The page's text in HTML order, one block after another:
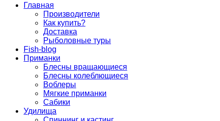
Главная
Производители
Как купить?
Доставка
Рыболовные туры
Fish-blog
Приманки
Блесны вращающиеся
Блесны колеблющиеся
Воблеры
Мягкие приманки
Сабики
Удилища